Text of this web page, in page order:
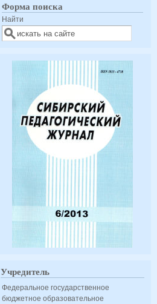
Форма поиска
Найти
Учредитель
Федеральное государственное
бюджетное образовательное